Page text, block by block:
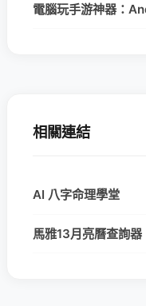
電腦玩手游神器：
相關連結
AI 八字命理學堂
馬雅13月亮曆查詢器